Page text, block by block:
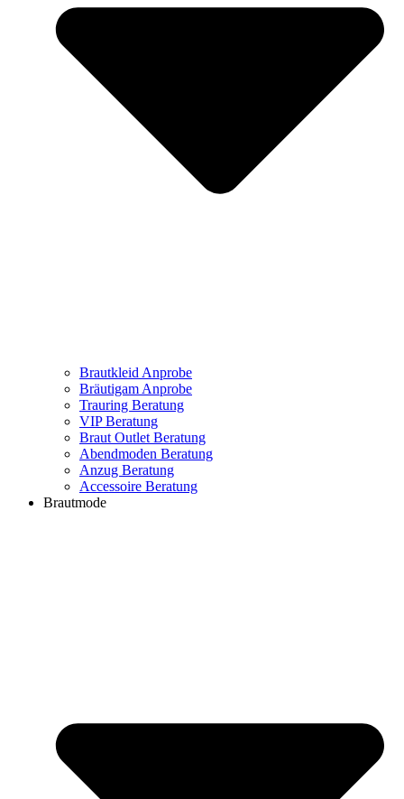
Brautkleid Anprobe
Bräutigam Anprobe
Trauring Beratung
VIP Beratung
Braut Outlet Beratung
Abendmoden Beratung
Anzug Beratung
Accessoire Beratung
Brautmode